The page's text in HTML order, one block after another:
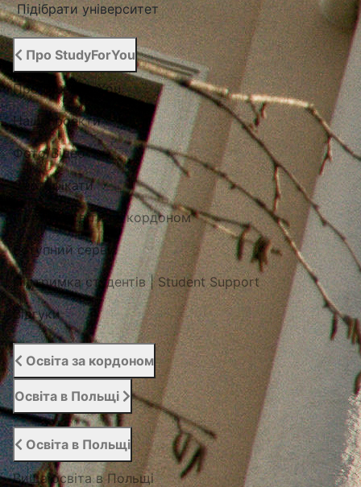
Підібрати університет
Про StudyForYou
Про StudyForYou
Наші проекти
Фото/Відео
Сертифікати
Портал освіти за кордоном
Вступний сервіс
Підтримка студентів | Student Support
Відгуки
Освіта за кордоном
Освіта в Польщі
Освіта в Польщі
Вища освіта в Польщі